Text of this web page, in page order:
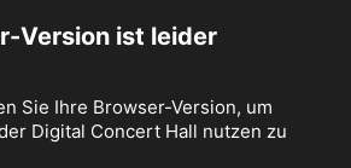
Version ist leider
Sie Ihre Browser-Version, um
Digital Concert Hall nutzen zu